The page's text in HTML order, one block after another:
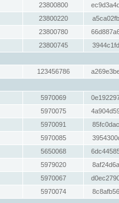
23800800
23800220
23800780
23800745
123456786
5970069
5970075
5970091
5970085
5650068
5979020
5970067
5970074